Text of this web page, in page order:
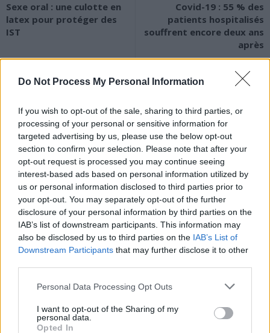
Do Not Process My Personal Information
If you wish to opt-out of the sale, sharing to third parties, or
processing of your personal or sensitive information for
targeted advertising by us, please use the below opt-out
section to confirm your selection. Please note that after your
opt-out request is processed you may continue seeing
interest-based ads based on personal information utilized by
us or personal information disclosed to third parties prior to
your opt-out. You may separately opt-out of the further
disclosure of your personal information by third parties on the
IAB’s list of downstream participants. This information may
also be disclosed by us to third parties on the IAB’s List of
Downstream Participants that may further disclose it to other
Personal Data Processing Opt Outs
I want to opt-out of the Sharing of my
personal data.
Opted In
Sexe oral : une culotte en
latex pour protéger des
IST
Covid-19 : 55 % des
patients hospitalisés
souffrent encore deux ans
après
News Santé
ARTICLES CONNEXES PLUS DE L'AUTEUR
Santé
essentiels des
cardiologues pour
Santé
attention à la pénurie de
lunettes de sécurité
Santé
révolutionnaire pour
combattre le cancer